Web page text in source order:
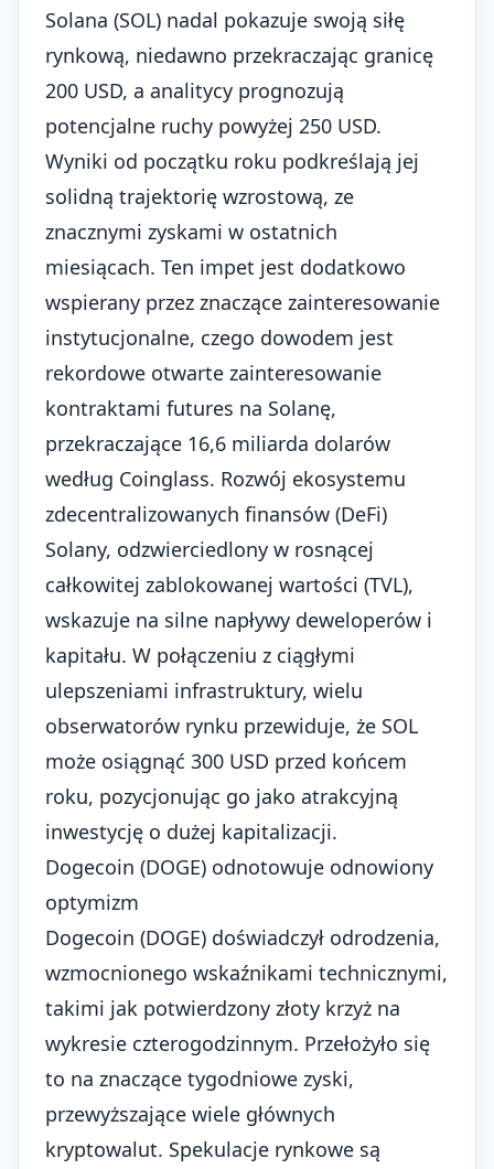
Solana (SOL) nadal pokazuje swoją siłę
rynkową, niedawno przekraczając granicę
200 USD, a analitycy prognozują
potencjalne ruchy powyżej 250 USD.
Wyniki od początku roku podkreślają jej
solidną trajektorię wzrostową, ze
znacznymi zyskami w ostatnich
miesiącach. Ten impet jest dodatkowo
wspierany przez znaczące zainteresowanie
instytucjonalne, czego dowodem jest
rekordowe otwarte zainteresowanie
kontraktami futures na Solanę,
przekraczające 16,6 miliarda dolarów
według Coinglass. Rozwój ekosystemu
zdecentralizowanych finansów (DeFi)
Solany, odzwierciedlony w rosnącej
całkowitej zablokowanej wartości (TVL),
wskazuje na silne napływy deweloperów i
kapitału. W połączeniu z ciągłymi
ulepszeniami infrastruktury, wielu
obserwatorów rynku przewiduje, że SOL
może osiągnąć 300 USD przed końcem
roku, pozycjonując go jako atrakcyjną
inwestycję o dużej kapitalizacji.
Dogecoin (DOGE) odnotowuje odnowiony
optymizm
Dogecoin (DOGE) doświadczył odrodzenia,
wzmocnionego wskaźnikami technicznymi,
takimi jak potwierdzony złoty krzyż na
wykresie czterogodzinnym. Przełożyło się
to na znaczące tygodniowe zyski,
przewyższające wiele głównych
kryptowalut. Spekulacje rynkowe są